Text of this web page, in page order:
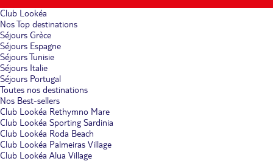
Club Lookéa
Nos Top destinations
Séjours Grèce
Séjours Espagne
Séjours Tunisie
Séjours Italie
Séjours Portugal
Toutes nos destinations
Nos Best-sellers
Club Lookéa Rethymno Mare
Club Lookéa Sporting Sardinia
Club Lookéa Roda Beach
Club Lookéa Palmeiras Village
Club Lookéa Alua Village